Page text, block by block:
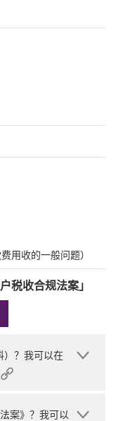
用收的一般问题）
税收合规法案」
）？我可以在
案》？我可以